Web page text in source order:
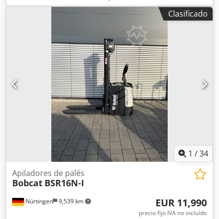
mm, centro de carga:600 mm, tipo de combustible:
, altura de construcción:
24 V, longitud de la
, peso total: 576 kg, 5108763 Número
de serie: OBWNL-003130 Dsdpfx Asyv S Rmsfmokr
Especificaciones de la batería: 24 V, 60 Ah.
Clasificado
1 /34
Nürtingen 9,539 km
Apiladores de palés
Bobcat BSR16N-I
EUR 11,990
precio fijo IVA no incluído